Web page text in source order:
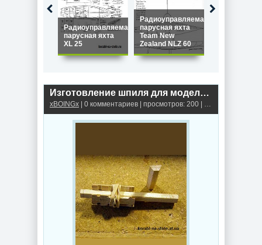
Радиоуправляемая
парусная яхта
XL 25
Радиоуправляемая
парусная яхта
Team New
Zealand NLZ 60
Изготовление шпиля для модели парусника
xBOINGx | 0 комментариев | просмотров: 200 | Шпили